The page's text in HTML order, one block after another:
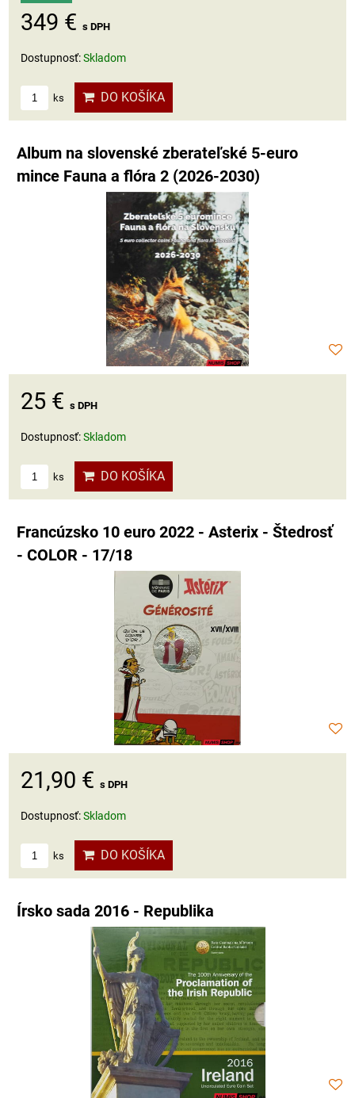
349 € s DPH
Dostupnosť:Skladom
ks DO KOŠÍKA
Album na slovenské zberateľské 5-euro
mince Fauna a flóra 2 (2026-2030)
25 € s DPH
Dostupnosť:Skladom
ks DO KOŠÍKA
Francúzsko 10 euro 2022 - Asterix - Štedrosť
- COLOR - 17/18
21,90 € s DPH
Dostupnosť:Skladom
ks DO KOŠÍKA
Írsko sada 2016 - Republika